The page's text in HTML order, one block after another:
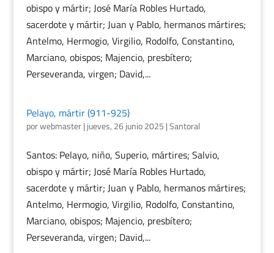
obispo y mártir; José María Robles Hurtado,
sacerdote y mártir; Juan y Pablo, hermanos mártires;
Antelmo, Hermogio, Virgilio, Rodolfo, Constantino,
Marciano, obispos; Majencio, presbítero;
Perseveranda, virgen; David,...
Pelayo, mártir (911-925)
porwebmaster| jueves, 26 junio 2025 |Santoral
Santos: Pelayo, niño, Superio, mártires; Salvio,
obispo y mártir; José María Robles Hurtado,
sacerdote y mártir; Juan y Pablo, hermanos mártires;
Antelmo, Hermogio, Virgilio, Rodolfo, Constantino,
Marciano, obispos; Majencio, presbítero;
Perseveranda, virgen; David,...